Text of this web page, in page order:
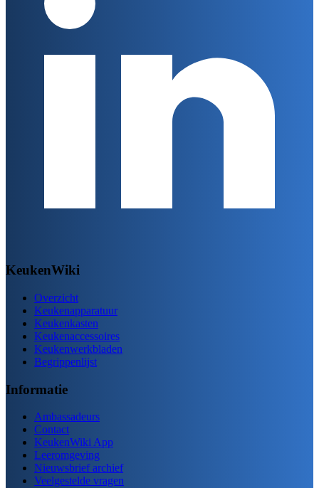
KeukenWiki
Overzicht
Keukenapparatuur
Keukenkasten
Keukenaccessoires
Keukenwerkbladen
Begrippenlijst
Informatie
Ambassadeurs
Contact
KeukenWiki App
Leeromgeving
Nieuwsbrief archief
Veelgestelde vragen